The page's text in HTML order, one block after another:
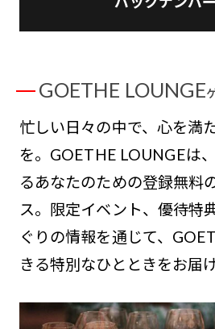
GOETHE LOUNGE
忙しい日々の中で、心を満
を。GOETHE LOUNGEは
るあなたのための登録無料
ス。限定イベント、優待特
ぐりの情報を通じて、
きる特別なひとときをお届